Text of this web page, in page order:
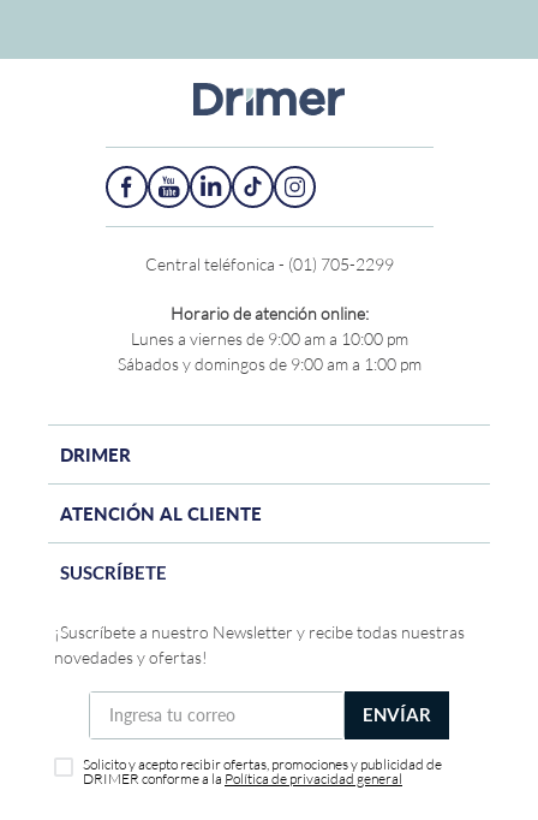
Central teléfonica - (01) 705-2299
Horario de atención online:
Lunes a viernes de 9:00 am a 10:00 pm
Sábados y domingos de 9:00 am a 1:00 pm
DRIMER
ATENCIÓN AL CLIENTE
SUSCRÍBETE
¡Suscríbete a nuestro Newsletter y recibe todas nuestras
novedades y ofertas!
ENVÍAR
Solicito y acepto recibir ofertas, promociones y publicidad de
DRIMER conforme a la Política de privacidad general